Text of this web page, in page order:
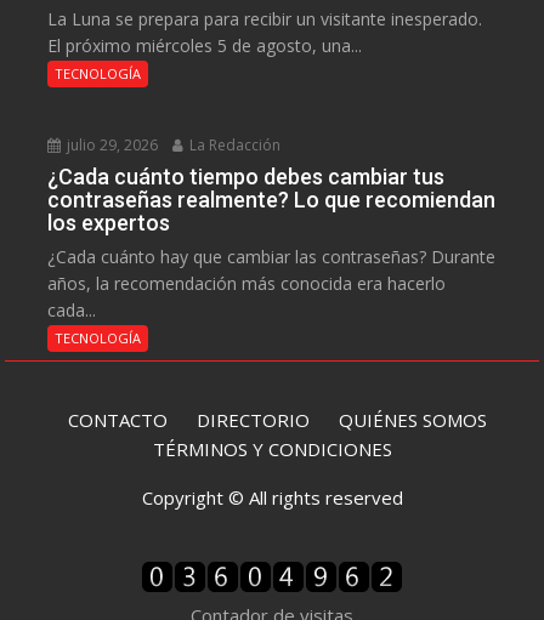
La Luna se prepara para recibir un visitante inesperado.
El próximo miércoles 5 de agosto, una...
TECNOLOGÍA
julio 29, 2026 La Redacción
¿Cada cuánto tiempo debes cambiar tus
contraseñas realmente? Lo que recomiendan
los expertos
¿Cada cuánto hay que cambiar las contraseñas? Durante
años, la recomendación más conocida era hacerlo
cada...
TECNOLOGÍA
CONTACTO DIRECTORIO QUIÉNES SOMOS
TÉRMINOS Y CONDICIONES
Copyright © All rights reserved